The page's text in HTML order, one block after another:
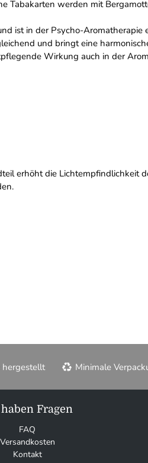
Tabakarten werden mit
ist in der Psycho-
und bringt eine
Wirkung auch in der
erhöht die Lichtempfindlichkeit
hergestellt Minimale
haben Fragen
FAQ
Versandkosten
Kontakt